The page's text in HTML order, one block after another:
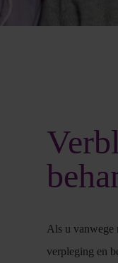
Als u vanwege
verpleging en